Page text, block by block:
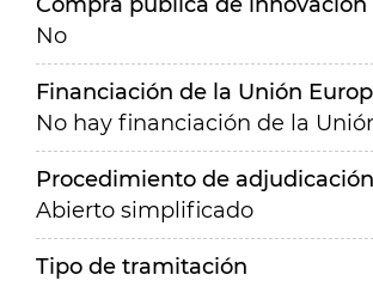
No
Financiación de la Unión
No hay financiación de la
Procedimiento de adjudicación
Abierto simplificado
Tipo de tramitación